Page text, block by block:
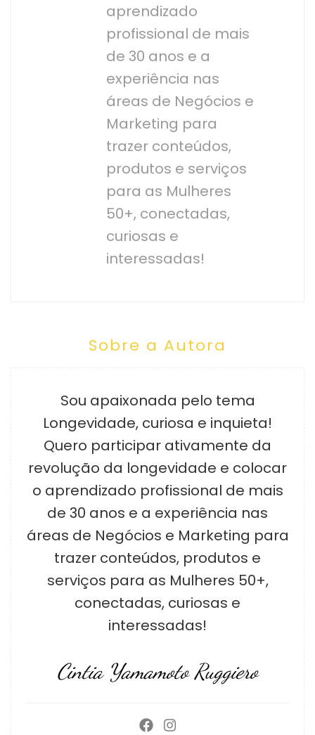
aprendizado
profissional de mais
de 30 anos e a
experiência nas
áreas de Negócios e
Marketing para
trazer conteúdos,
produtos e serviços
para as Mulheres
50+, conectadas,
curiosas e
interessadas!
Sobre a Autora
Sou apaixonada pelo tema
Longevidade, curiosa e inquieta!
Quero participar ativamente da
revolução da longevidade e colocar
o aprendizado profissional de mais
de 30 anos e a experiência nas
áreas de Negócios e Marketing para
trazer conteúdos, produtos e
serviços para as Mulheres 50+,
conectadas, curiosas e
interessadas!
Cintia Yamamoto Ruggiero